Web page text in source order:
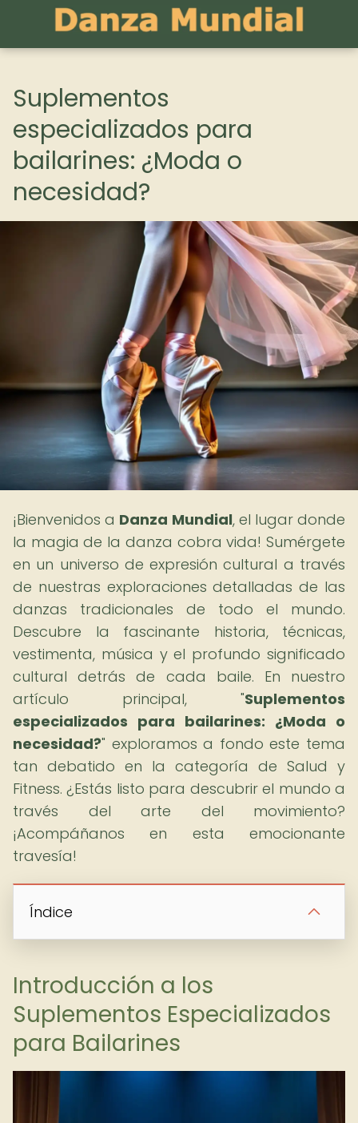
Suplementos
especializados para
bailarines: ¿Moda o
necesidad?
¡Bienvenidos a Danza Mundial, el lugar donde
la magia de la danza cobra vida! Sumérgete
en un universo de expresión cultural a través
de nuestras exploraciones detalladas de las
danzas tradicionales de todo el mundo.
Descubre la fascinante historia, técnicas,
vestimenta, música y el profundo significado
cultural detrás de cada baile. En nuestro
artículo principal, "Suplementos
especializados para bailarines: ¿Moda o
necesidad?" exploramos a fondo este tema
tan debatido en la categoría de Salud y
Fitness. ¿Estás listo para descubrir el mundo a
través del arte del movimiento?
¡Acompáñanos en esta emocionante
travesía!
Índice
Introducción a los
Suplementos Especializados
para Bailarines